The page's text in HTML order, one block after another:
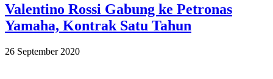
Valentino Rossi Gabung ke Petronas
Yamaha, Kontrak Satu Tahun
2020-
26 September 2020